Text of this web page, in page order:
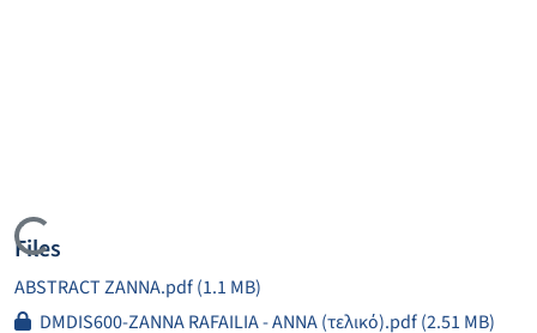
Loading...
Files
ABSTRACT ZANNA.pdf(1.1 MB)
DMDIS600-ZANNA RAFAILIA - ANNA (τελικό).pdf(2.51 MB)